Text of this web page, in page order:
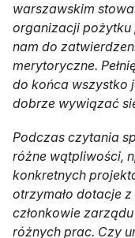
warszawskim
organizacji pożytku
nam do
merytoryczne.
do końca wszystko
dobrze wywiązać
Podczas czytania
różne wątpliwości,
konkretnych
otrzymało dotacje
członkowie
różnych prac. Czy